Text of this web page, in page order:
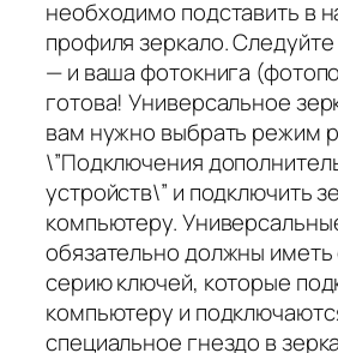
необходимо подставить в
профиля зеркало.
— и ваша фотокнига
готова! Универсальное
вам нужно выбрать режим
\”Подключения
устройств\” и подключить
компьютеру.
обязательно должны
серию ключей, которые
компьютеру и
специальное гнездо в